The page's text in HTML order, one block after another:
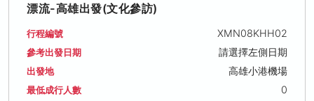
漂流-高雄出發(文化參訪)
行程編號 XMN08KHH02
參考出發日期 請選擇左側日期
出發地 高雄小港機場
最低成行人數 0